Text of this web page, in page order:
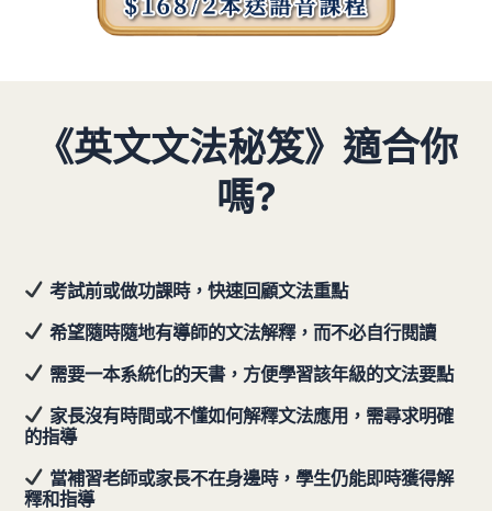
《英文文法秘笈》適合你
嗎?
考試前或做功課時，快速回顧文法重點
希望隨時隨地有導師的文法解釋，而不必自行閱讀
需要一本系統化的天書，方便學習該年級的文法要點
家長沒有時間或不懂如何解釋文法應用，需尋求明確
的指導
當補習老師或家長不在身邊時，學生仍能即時獲得解
釋和指導